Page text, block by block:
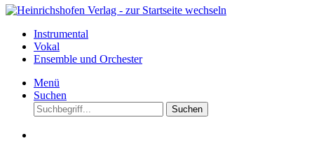
Instrumental
Vokal
Ensemble und Orchester
Menü
Suchen
Suchen